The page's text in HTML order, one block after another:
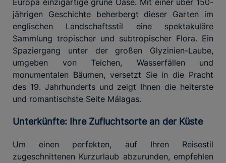
Europa einzigartige grüne Oase. Mit einer über 150-
jährigen Geschichte beherbergt dieser Garten im
englischen Landschaftsstil eine spektakuläre
Sammlung tropischer und subtropischer Flora. Ein
Spaziergang unter der großen Glyzinien-Laube,
umgeben von Teichen, Wasserfällen und
monumentalen Bäumen, versetzt Sie in die Pracht
des 19. Jahrhunderts und zeigt Ihnen die heiterste
und romantischste Seite Málagas.
Unterkünfte: Ihre Zufluchtsorte an der Küste
Um einen perfekten, auf Ihren Reisestil
zugeschnittenen Kurzurlaub abzurunden, empfehlen